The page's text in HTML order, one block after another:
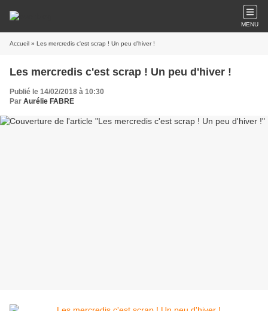
MENU
Accueil » Les mercredis c'est scrap ! Un peu d'hiver !
Les mercredis c'est scrap ! Un peu d'hiver !
Publié le 14/02/2018 à 10:30
Par Aurélie FABRE